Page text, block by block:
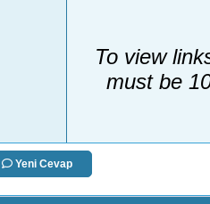
To view
must be
Yeni Cevap